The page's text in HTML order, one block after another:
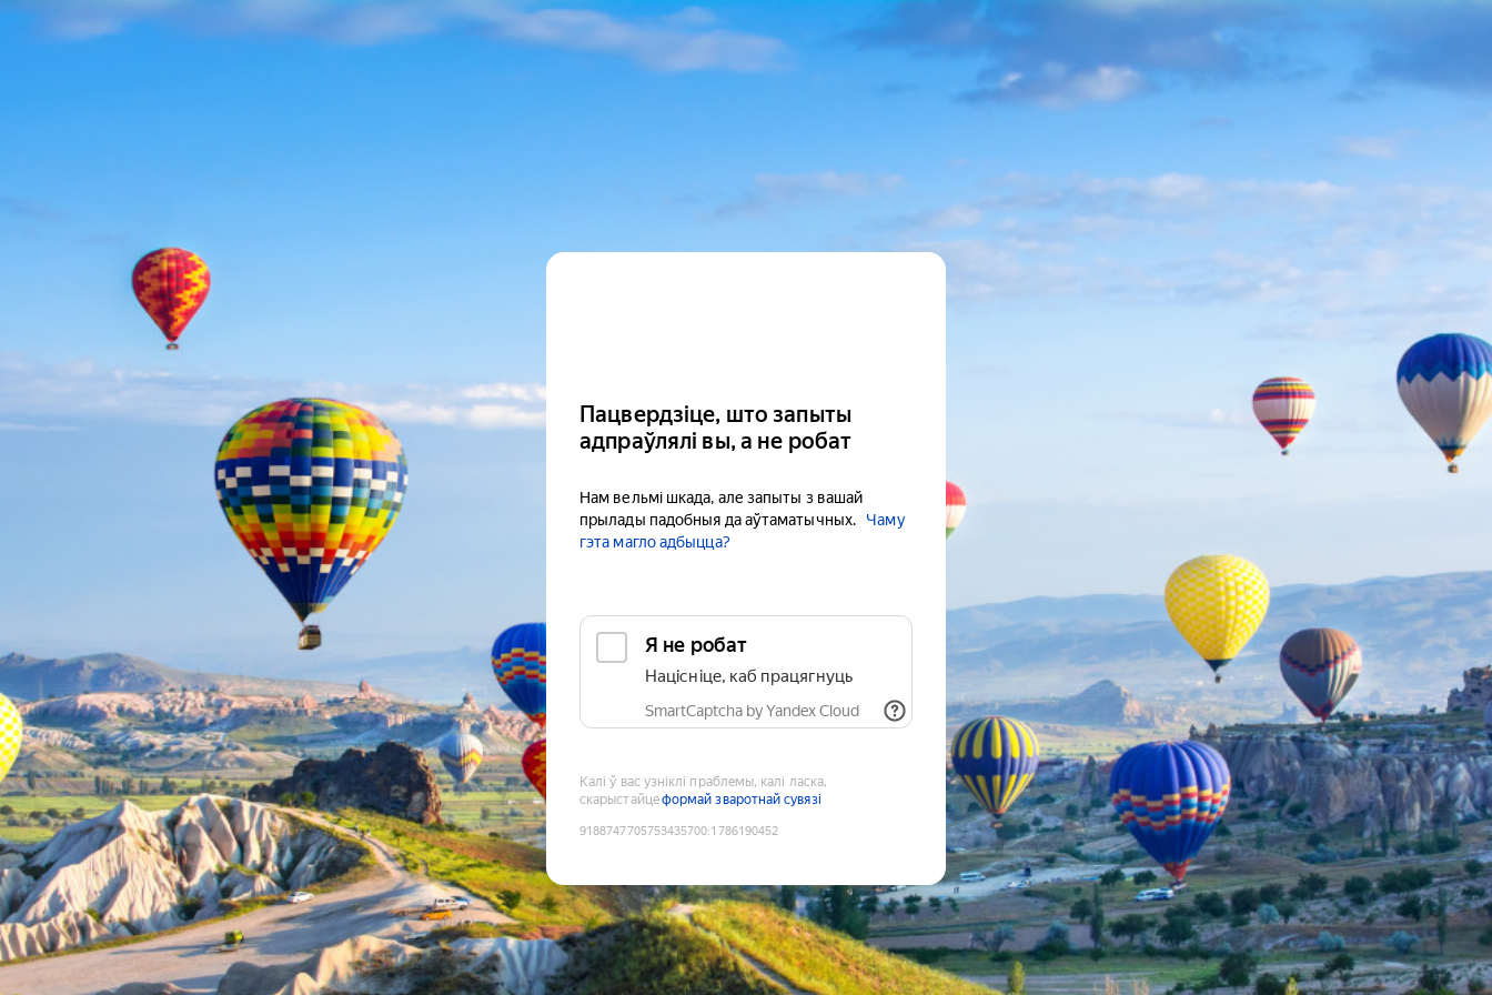
Пацвердзіце, што запыты
адпраўлялі вы, а не робат
Нам вельмі шкада, але запыты з вашай
прылады падобныя да аўтаматычных.
Чаму
гэта магло адбыцца?
Я не робат
Націсніце, каб працягнуць
SmartCaptcha by Yandex Cloud
Калі ў вас узніклі праблемы, калі ласка,
скарыстайцеформай зваротнай сувязі
9188747705753435700:1786190452